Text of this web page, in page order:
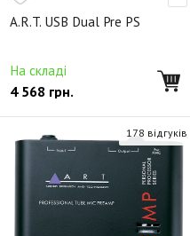
A.R.T. USB Dual Pre PS
На складі
4 568 грн.
178 відгуків